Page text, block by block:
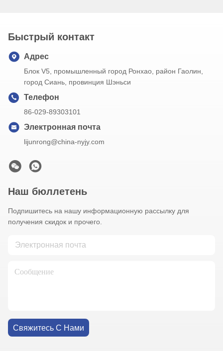
Быстрый контакт
Адрес
Блок V5, промышленный город Ронхао, район Гаолин,
город Сиань, провинция Шэньси
Телефон
86-029-89303101
Электронная почта
lijunrong@china-nyjy.com
Наш бюллетень
Подпишитесь на нашу информационную рассылку для
получения скидок и прочего.
Свяжитесь С Нами